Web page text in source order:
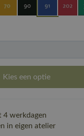
Kies een optie
4 werkdagen
in eigen atelier